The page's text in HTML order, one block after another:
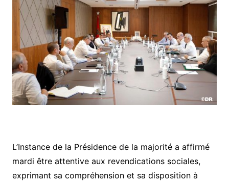
L’Instance de la Présidence de la majorité a affirmé
mardi être attentive aux revendications sociales,
exprimant sa compréhension et sa disposition à